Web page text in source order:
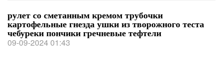
рулет со сметанным кремом трубочки
картофельные гнезда ушки из творожного теста
чебуреки пончики гречневые тефтели
09-09-2024 01:43